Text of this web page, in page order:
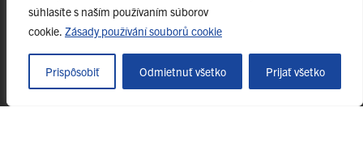
súhlasíte s naším používaním súborov
cookie. Zásady používání souborů cookie
Prispôsobiť Odmietnuť všetko Prijať všetko
TIP-UPJŠ
Vedecké parky
Evidencia publikačnej činnosti
Habilitačné a vymenúvacie konania